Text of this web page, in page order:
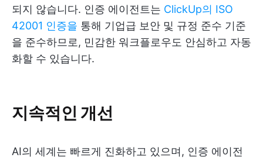
되지 않습니다. 인증 에이전트는 ClickUp의 ISO
42001 인증을 통해 기업급 보안 및 규정 준수 기준
을 준수하므로, 민감한 워크플로우도 안심하고 자동
화할 수 있습니다.
지속적인 개선
AI의 세계는 빠르게 진화하고 있으며, 인증 에이전